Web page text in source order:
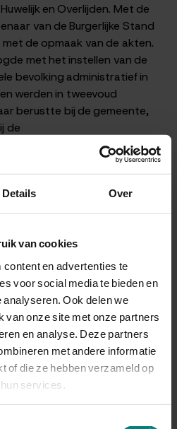
Details Over
van cookies
en advertenties te
voor social media te bieden en
Ook delen we
van onze site met onze partners
en analyse. Deze partners
met andere informatie
of die ze hebben verzameld op
services.
en Overlijden. Met de
van de Burgerlijke Stand
de opmaak van de akten.
met het instellen van de
bevolking administratief in
werden in tweevoud
berustte bij de gemeente,
de
en na verloop van tijd bij het
Limburg te Maastricht
akten van de Burgerlijke
bron voor genealogisch
naar het depot van het
geldt een
100 jaar, voor huwelijksakten
50 jaar.
de geboorten in de
en Velden, Belfeld, Tegelen